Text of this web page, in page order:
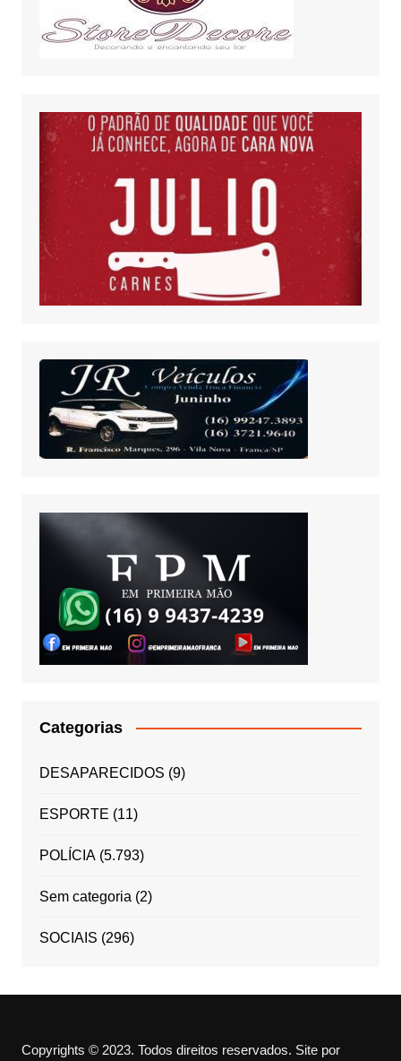
Categorias
DESAPARECIDOS (9)
ESPORTE (11)
POLÍCIA(5.793)
Sem categoria (2)
SOCIAIS (296)
Copyrights © 2023. Todos direitos reservados. Site por